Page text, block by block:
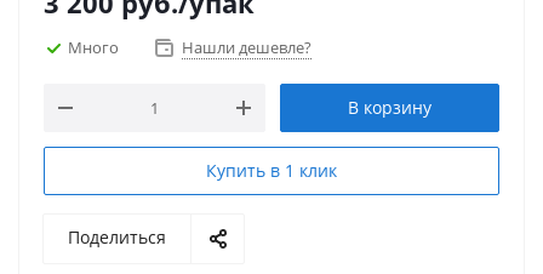
Много Нашли дешевле?
В корзину
Купить в 1 клик
Поделиться